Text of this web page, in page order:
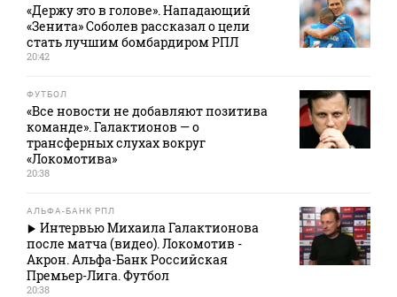
«Держу это в голове». Нападающий
«Зенита» Соболев рассказал о цели
стать лучшим бомбардиром РПЛ
20:42
ФУТБОЛ
«Все новости не добавляют позитива
команде». Галактионов — о
трансферных слухах вокруг
«Локомотива»
20:38
АЛЬФА-БАНК РПЛ
Интервью Михаила Галактионова
после матча (видео). Локомотив -
Акрон. Альфа-Банк Российская
Премьер-Лига. Футбол
20:38